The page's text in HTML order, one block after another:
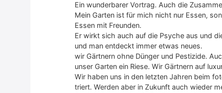
Ein wun­der­ba­rer Vor­trag. Auch die
Mein Gar­ten ist für mich nicht nur Essen,
Essen mit Freun­den.
Er wirkt sich auch auf die Psy­che aus und
und man ent­deckt immer etwas neu­es.
wir Gärt­nern ohne Dün­ger und Pes­ti­zi­de.
unser Gar­ten ein Rie­se. Wir Gärt­nern auf
Wir haben uns in den letz­ten Jah­ren beim
triert. Wer­den aber in Zukunft auch wie­der